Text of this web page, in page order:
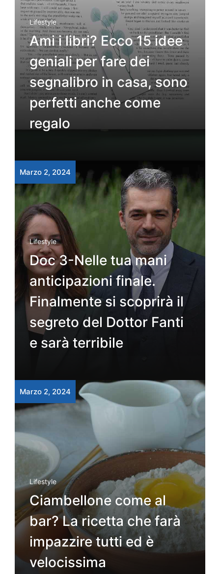
Lifestyle
Ami i libri? Ecco 15 idee
geniali per fare dei
segnalibro in casa, sono
perfetti anche come
regalo
Marzo 2, 2024
Lifestyle
Doc 3-Nelle tua mani
anticipazioni finale.
Finalmente si scoprirà il
segreto del Dottor Fanti
e sarà terribile
Marzo 2, 2024
Lifestyle
Ciambellone come al
bar? La ricetta che farà
impazzire tutti ed è
velocissima